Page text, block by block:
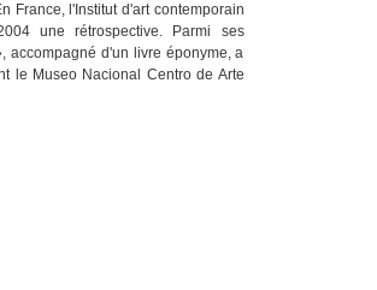
France, l'Institut d'art contemporain
une rétrospective. Parmi ses
accompagné d'un livre éponyme, a
le Museo Nacional Centro de Arte